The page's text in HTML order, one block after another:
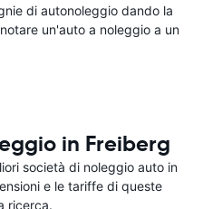
di autonoleggio dando la
un'auto a noleggio a un
in Freiberg
società di noleggio auto in
e le tariffe di queste
ricerca.